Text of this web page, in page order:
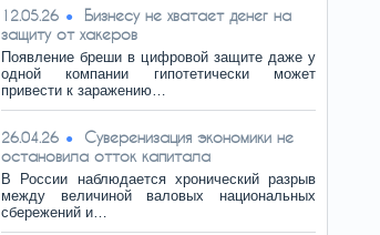
12.05.26
Бизнесу не хватает денег на
защиту от хакеров
Появление бреши в цифровой защите даже у
одной компании гипотетически может
привести к заражению…
26.04.26
Суверенизация экономики не
остановила отток капитала
В России наблюдается хронический разрыв
между величиной валовых национальных
сбережений и…